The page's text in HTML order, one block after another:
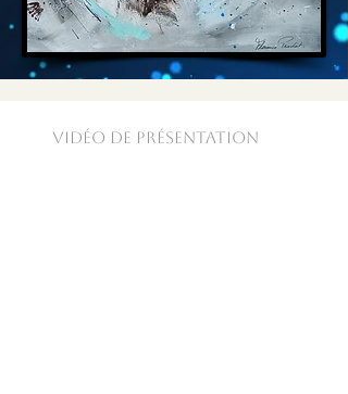
VIDÉo de PrÉsentation